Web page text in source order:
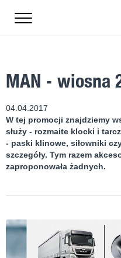
MAN - wiosna
04.04.2017
W tej promocji znajdziemy
służy - rozmaite klocki i
- paski klinowe, siłowniki
szczegóły. Tym razem
zaproponowała żadnych.